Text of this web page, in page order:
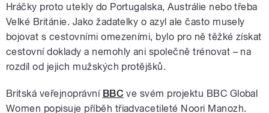
Hráčky proto utekly do Portugalska, Austrálie nebo třeba
Velké Británie. Jako žadatelky o azyl ale často musely
bojovat s cestovními omezeními, bylo pro ně těžké získat
cestovní doklady a nemohly ani společně trénovat – na
rozdíl od jejich mužských protějšků.
Britská veřejnoprávní BBC ve svém projektu BBC Global
Women popisuje příběh třiadvacetileté Noori Manozh.